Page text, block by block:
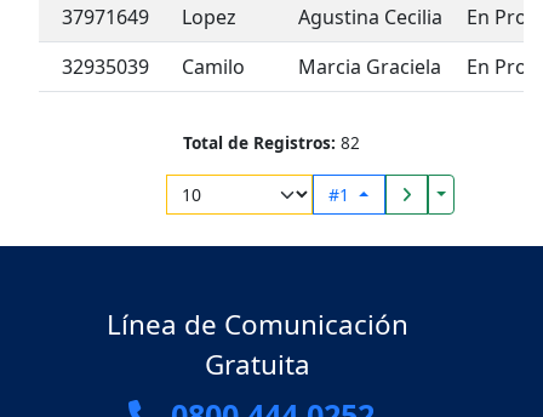
37971649
Lopez Agustina Cecilia
En
32935039
Camilo Marcia Graciela En
Total de Registros: 82
#1 Toggle
Línea de Comunicación
Gratuita